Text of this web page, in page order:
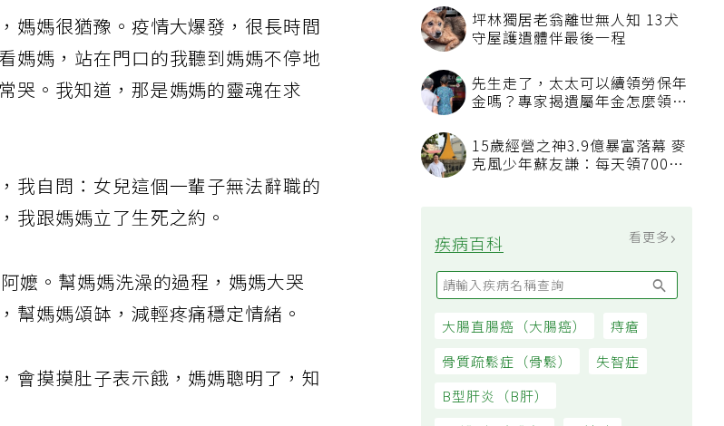
坪林獨居老翁離世無人知 13犬
守屋護遺體伴最後一程
先生走了，太太可以續領勞保年
看順位還要看資格
15歲經營之神3.9億暴富落幕 麥
疾病百科
媽媽很猶豫。疫情大爆發，很長時間
媽媽，站在門口的我聽到媽媽不停地
哭。我知道，那是媽媽的靈魂在求
我自問：女兒這個一輩子無法辭職的
我跟媽媽立了生死之約。
嬤。幫媽媽洗澡的過程，媽媽大哭
幫媽媽頌缽，減輕疼痛穩定情緒。
會摸摸肚子表示餓，媽媽聰明了，知